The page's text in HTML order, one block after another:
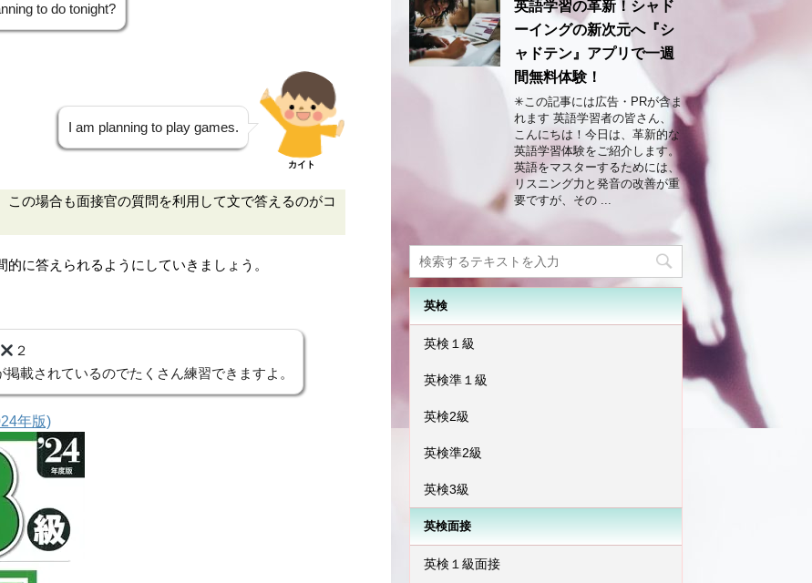
to do tonight?
I am planning to play games.
カイト
の場合も面接官の質問を利用して文で答えるのがコ
に答えられるようにしていきましょう。
２
載されているのでたくさん練習できますよ。
年版)
英語学習の革新！シャド
ーイングの新次元へ『シ
ャドテン』アプリで一週
間無料体験！
✳︎この記事には広告・PRが含ま
れます 英語学習者の皆さん、
こんにちは！今日は、革新的な
英語学習体験をご紹介します。
英語をマスターするためには、
リスニング力と発音の改善が重
要ですが、その ...
英検
英検１級
英検準１級
英検2級
英検準2級
英検3級
英検面接
英検１級面接